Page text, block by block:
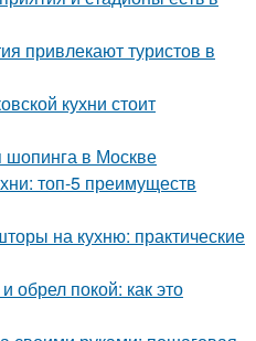
привлекают туристов в
кухни стоит
шопинга в Москве
топ-5 преимуществ
на кухню: практические
обрел покой: как это